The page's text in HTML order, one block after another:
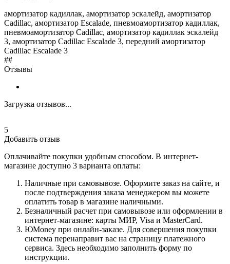
амортизатор кадиллак, амортизатор эскалейд, амортизатор
Cadillac, амортизатор Escalade, пневмоамортизатор кадиллак,
пневмоамортизатор Cadillac, амортизатор кадиллак эскалейд
3, амортизатор Cadillac Escalade 3, передний амортизатор
Cadillac Escalade 3
##
Отзывы
Загрузка отзывов...
5
Добавить отзыв
Оплачивайте покупки удобным способом. В интернет-
магазине доступно 3 варианта оплаты:
Наличные при самовывозе. Оформите заказ на сайте, и
после подтверждения заказа менеджером вы можете
оплатить товар в магазине наличными.
Безналичный расчет при самовывозе или оформлении в
интернет-магазине: карты МИР, Visa и MasterCard.
ЮMoney при онлайн-заказе. Для совершения покупки
система перенаправит вас на страницу платежного
сервиса. Здесь необходимо заполнить форму по
инструкции.